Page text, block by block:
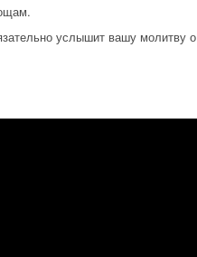
услышит вашу молитву о